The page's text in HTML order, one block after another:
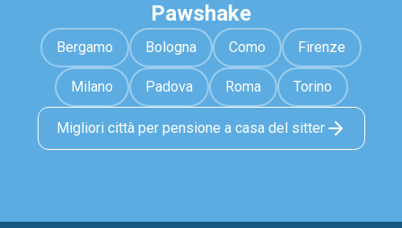
Pawshake
Bergamo Bologna Como Firenze
Milano Padova Roma Torino
Migliori città per pensione a casa del sitter